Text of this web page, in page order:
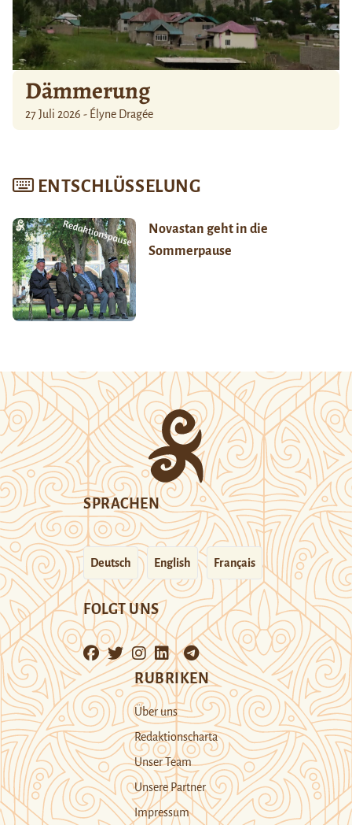
Dämmerung
27 Juli 2026 - Élyne Dragée
ENTSCHLÜSSELUNG
Novastan geht in die
Sommerpause
SPRACHEN
Deutsch English Français
FOLGT UNS
RUBRIKEN
Über uns
Redaktionscharta
Unser Team
Unsere Partner
Impressum